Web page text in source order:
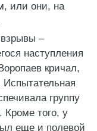
или они, на
–
наступления
кричал,
Испытательная
группу
того, у
еще и полевой